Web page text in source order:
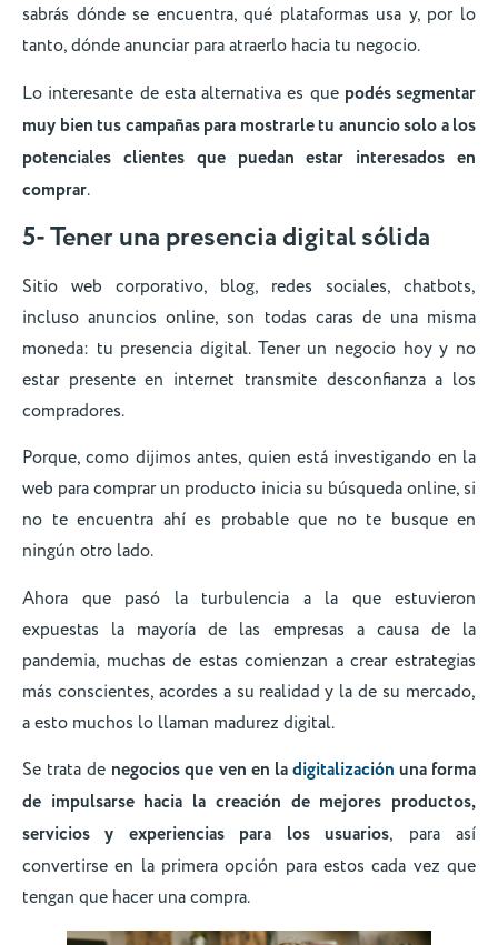
sabrás dónde se encuentra, qué plataformas usa y, por lo
tanto, dónde anunciar para atraerlo hacia tu negocio.
Lo interesante de esta alternativa es que podés segmentar
muy bien tus campañas para mostrarle tu anuncio solo a los
potenciales clientes que puedan estar interesados en
comprar.
5- Tener una presencia digital sólida
Sitio web corporativo, blog, redes sociales, chatbots,
incluso anuncios online, son todas caras de una misma
moneda: tu presencia digital. Tener un negocio hoy y no
estar presente en internet transmite desconfianza a los
compradores.
Porque, como dijimos antes, quien está investigando en la
web para comprar un producto inicia su búsqueda online, si
no te encuentra ahí es probable que no te busque en
ningún otro lado.
Ahora que pasó la turbulencia a la que estuvieron
expuestas la mayoría de las empresas a causa de la
pandemia, muchas de estas comienzan a crear estrategias
más conscientes, acordes a su realidad y la de su mercado,
a esto muchos lo llaman madurez digital.
Se trata de negocios que ven en ladigitalización una forma
de impulsarse hacia la creación de mejores productos,
servicios y experiencias para los usuarios, para así
convertirse en la primera opción para estos cada vez que
tengan que hacer una compra.